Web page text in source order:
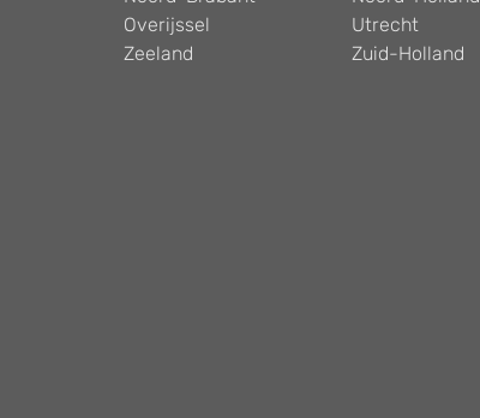
Overijssel
Utrecht
Zeeland
Zuid-Holland